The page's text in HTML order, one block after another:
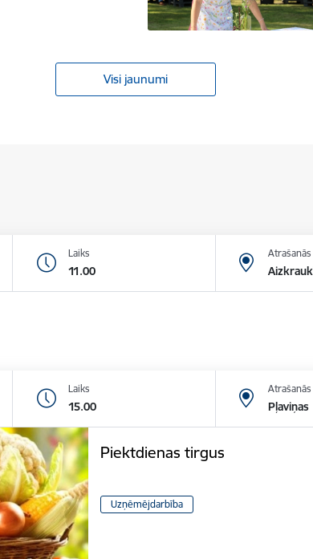
Visi jaunumi
Laiks
11.00
Laiks
15.00 Pļaviņas
Piektdienas tirgus
Uzņēmējdarbība